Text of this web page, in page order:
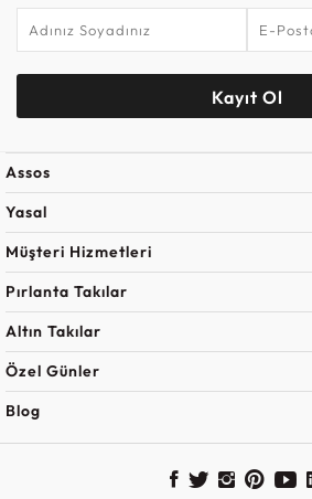
Kayıt Ol
Assos
Yasal
Müşteri Hizmetleri
Pırlanta Takılar
Altın Takılar
Özel Günler
Blog